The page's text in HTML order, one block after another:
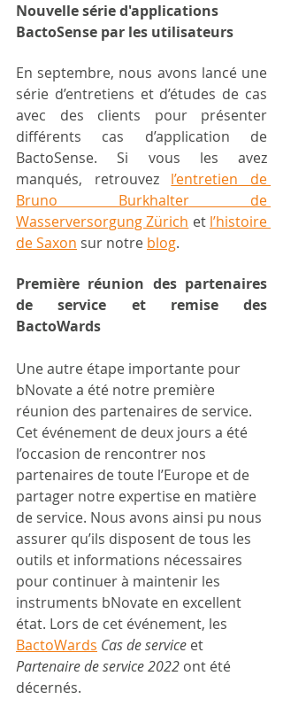
Nouvelle série d'applications
BactoSense par les utilisateurs
En septembre, nous avons lancé une
série d’entretiens et d’études de cas
avec des clients pour présenter
différents cas d’application de
BactoSense. Si vous les avez
manqués, retrouvez l’entretien de
Bruno Burkhalter de
Wasserversorgung Zürich et l’histoire
de Saxon sur notre blog.
Première réunion des partenaires
de service et remise des
BactoWards
Une autre étape importante pour
bNovate a été notre première
réunion des partenaires de service.
Cet événement de deux jours a été
l’occasion de rencontrer nos
partenaires de toute l’Europe et de
partager notre expertise en matière
de service. Nous avons ainsi pu nous
assurer qu’ils disposent de tous les
outils et informations nécessaires
pour continuer à maintenir les
instruments bNovate en excellent
état. Lors de cet événement, les
BactoWards Cas de service et
Partenaire de service 2022 ont été
décernés.